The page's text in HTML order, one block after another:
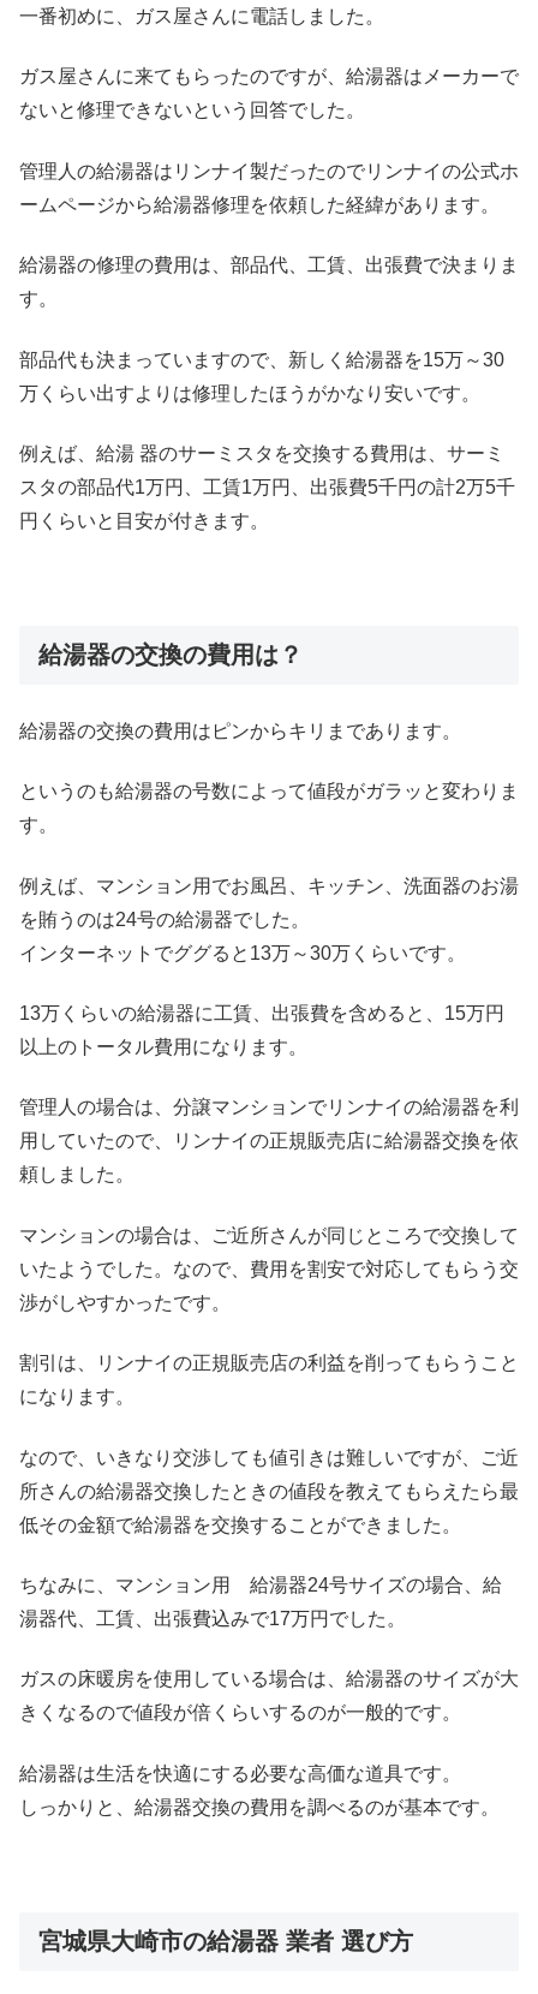
一番初めに、ガス屋さんに電話しました。
ガス屋さんに来てもらったのですが、給湯器はメーカーで
ないと修理できないという回答でした。
管理人の給湯器はリンナイ製だったのでリンナイの公式ホ
ームページから給湯器修理を依頼した経緯があります。
給湯器の修理の費用は、部品代、工賃、出張費で決まりま
す。
部品代も決まっていますので、新しく給湯器を15万～30
万くらい出すよりは修理したほうがかなり安いです。
例えば、給湯 器のサーミスタを交換する費用は、サーミ
スタの部品代1万円、工賃1万円、出張費5千円の計2万5千
円くらいと目安が付きます。
給湯器の交換の費用は？
給湯器の交換の費用はピンからキリまであります。
というのも給湯器の号数によって値段がガラッと変わりま
す。
例えば、マンション用でお風呂、キッチン、洗面器のお湯
を賄うのは24号の給湯器でした。
インターネットでググると13万～30万くらいです。
13万くらいの給湯器に工賃、出張費を含めると、15万円
以上のトータル費用になります。
管理人の場合は、分譲マンションでリンナイの給湯器を利
用していたので、リンナイの正規販売店に給湯器交換を依
頼しました。
マンションの場合は、ご近所さんが同じところで交換して
いたようでした。なので、費用を割安で対応してもらう交
渉がしやすかったです。
割引は、リンナイの正規販売店の利益を削ってもらうこと
になります。
なので、いきなり交渉しても値引きは難しいですが、ご近
所さんの給湯器交換したときの値段を教えてもらえたら最
低その金額で給湯器を交換することができました。
ちなみに、マンション用 給湯器24号サイズの場合、給
湯器代、工賃、出張費込みで17万円でした。
ガスの床暖房を使用している場合は、給湯器のサイズが大
きくなるので値段が倍くらいするのが一般的です。
給湯器は生活を快適にする必要な高価な道具です。
しっかりと、給湯器交換の費用を調べるのが基本です。
宮城県大崎市の給湯器 業者 選び方